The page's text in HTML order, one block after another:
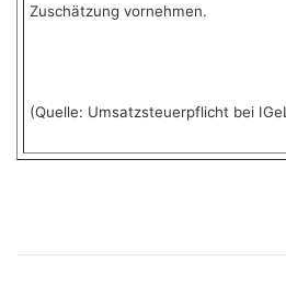
Zuschätzung vornehmen.
(Quelle: Umsatzsteuerpflicht bei